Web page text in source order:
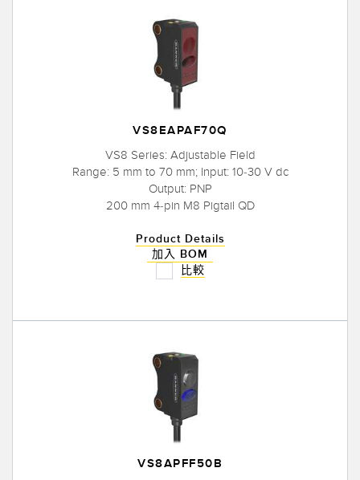
VS8EAPAF70Q
VS8 Series: Adjustable Field
Range: 5 mm to 70 mm; Input: 10-30 V dc
Output: PNP
200 mm 4-pin M8 Pigtail QD
Product Details
加入 BOM
比較
VS8APFF50B